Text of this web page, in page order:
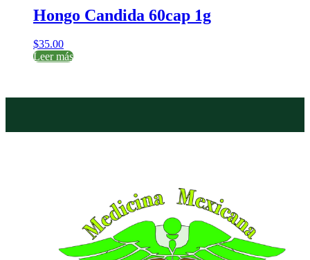
Hongo Candida 60cap 1g
$35.00
Leer más